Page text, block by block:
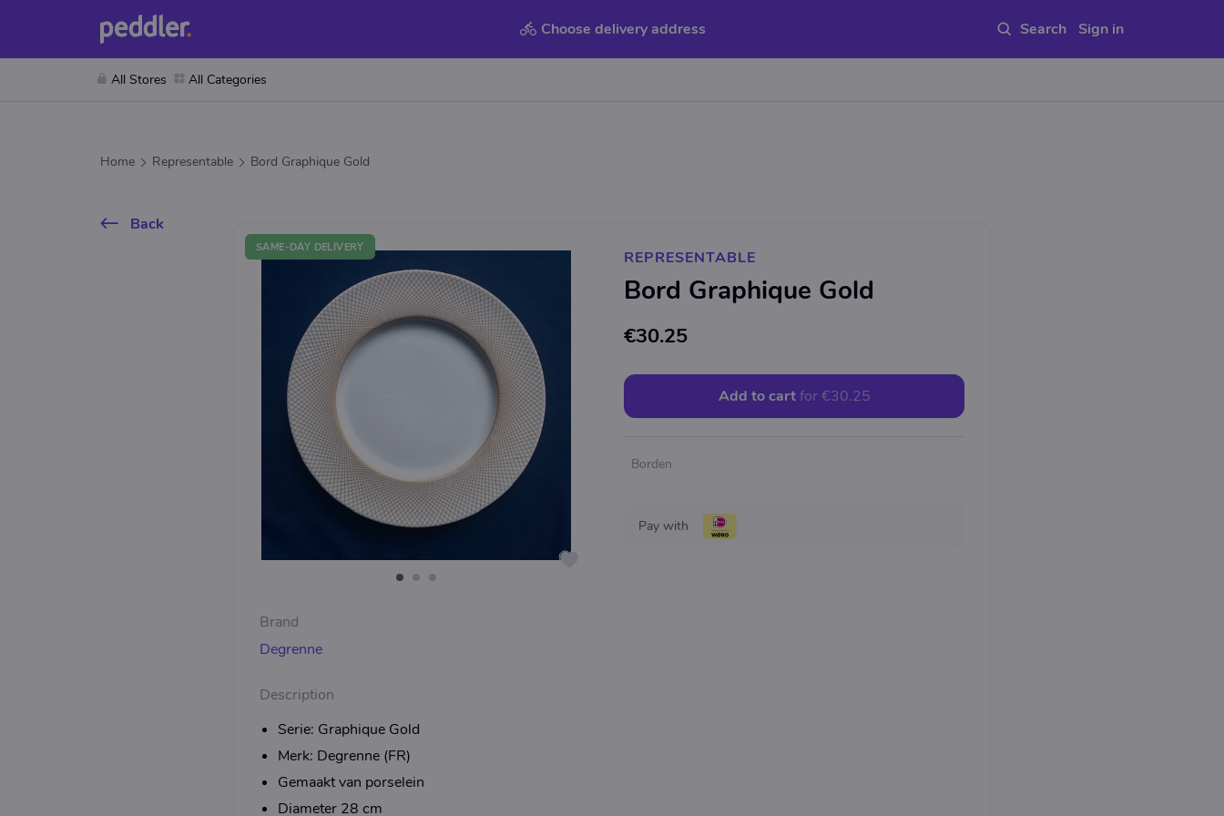
Choose delivery address Sign in
All Stores All Categories
Home Representable Bord Graphique Gold
Back
SAME-DAY DELIVERY
REPRESENTABLE
Bord Graphique Gold
€30.25
Add to cart for €30.25
Borden
Pay with
Brand
Degrenne
Description
Serie: Graphique Gold
Merk: Degrenne (FR)
Gemaakt van porselein
Diameter 28 cm